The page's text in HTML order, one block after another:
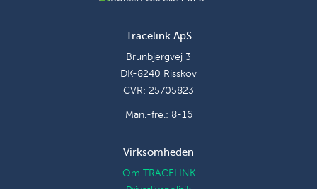
Tracelink ApS
Brunbjergvej 3
DK-8240 Risskov
CVR: 25705823
Man.-fre.: 8-16
Virksomheden
Om TRACELINK